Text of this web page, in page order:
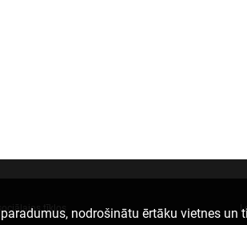
nodrošinātu ērtāku vietnes un
tīklos